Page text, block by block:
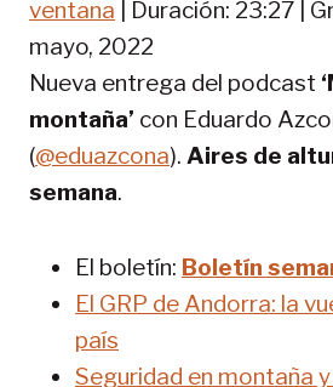
d
u
c
r
e
p
o
d
o
FEED RSS
TIR
ENLACE
AR
ventana | Duración: 23:27 |
mayo, 2022
Nueva entrega del podcast
montaña’ con Eduardo
(@eduazcona). Aires de
semana.
El boletín: Boletín
El GRP de Andorra: la
país
Seguridad en montaña